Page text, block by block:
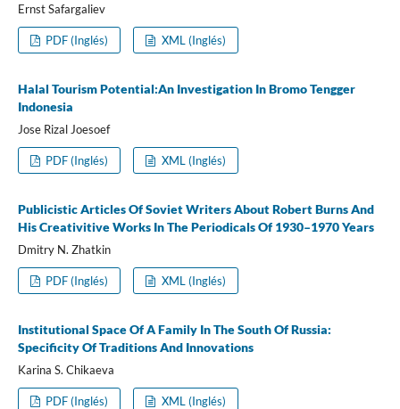
Ernst Safargaliev
PDF (Inglés) XML (Inglés)
Halal Tourism Potential:An Investigation In Bromo Tengger
Indonesia
Jose Rizal Joesoef
PDF (Inglés) XML (Inglés)
Publicistic Articles Of Soviet Writers About Robert Burns And
His Creativitive Works In The Periodicals Of 1930–1970 Years
Dmitry N. Zhatkin
PDF (Inglés) XML (Inglés)
Institutional Space Of A Family In The South Of Russia:
Specificity Of Traditions And Innovations
Karina S. Chikaeva
PDF (Inglés) XML (Inglés)